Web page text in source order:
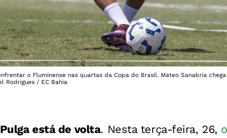
o Fluminense nas quartas da Copa do Brasil. Mateo Sanabria
Rodrigues / EC Bahia
está de volta. Nesta terça-feira, 26,